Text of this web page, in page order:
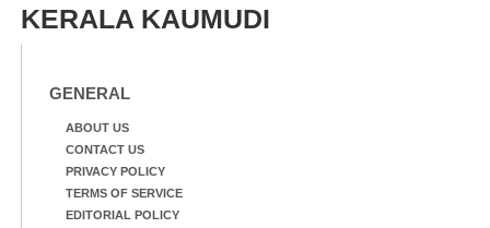
KERALA KAUMUDI
GENERAL
ABOUT US
CONTACT US
PRIVACY POLICY
TERMS OF SERVICE
EDITORIAL POLICY